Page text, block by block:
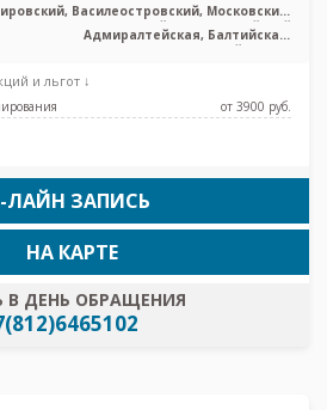
Василеостровский, Московский,
Центральный, Адмиралтейский
Адмиралтейская, Балтийская,
Василеостровская, Кировский завод,
Спасская, Технологический институт,
Фрунзенская
и льгот ↓
от 3900 pуб.
ЛАЙН ЗАПИСЬ
В ДЕНЬ ОБРАЩЕНИЯ
НА КАРТЕ